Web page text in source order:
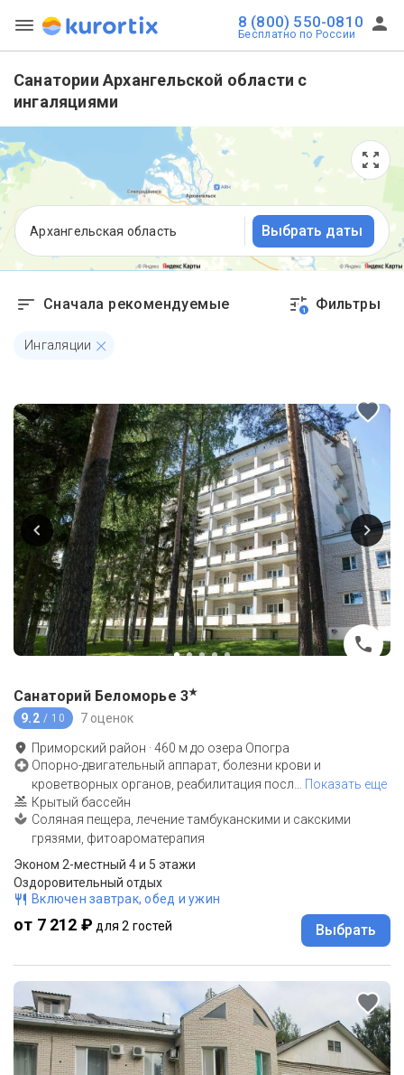
8 (800) 550-0810
Бесплатно по России
Санатории Архангельской области с
ингаляциями
Архангельская область Выбрать даты
Сначала рекомендуемые 1 Фильтры
Ингаляции
Санаторий Беломорье 3★
9.2 / 10 7 оценок
Приморский район ·460 м до озера Опогра
Опорно-двигательный аппарат, болезни крови и
кроветворных органов, реабилитация посл… Показать еще
Крытый бассейн
Соляная пещера, лечение тамбуканскими и сакскими
грязями, фитоароматерапия
Эконом 2-местный 4 и 5 этажи
Оздоровительный отдых
Включен завтрак, обед и ужин
от 7 212 ₽ для 2 гостей Выбрать